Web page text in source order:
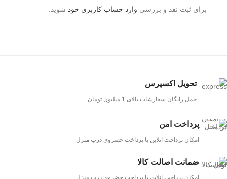
برای ثبت نقد و بررسی وارد حساب کاربری خود شوید.
تحویل اکسپرس
حمل رایگان سفارشات بالای 1 میلیون تومان
پرداخت امن
امکان پرداخت انلاین یا پرداخت حضروی درب منزل
ضمانت اصالت کالا
امکان پرداخت انلاین یا پرداخت حضروی درب منزل